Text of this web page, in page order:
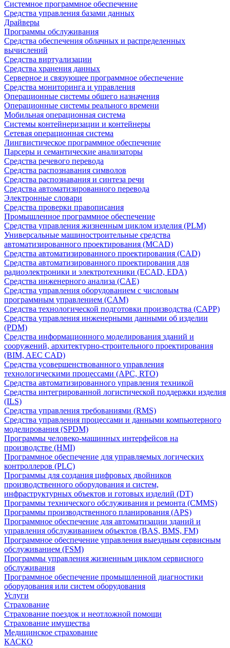
Системное программное обеспечение
Средства управления базами данных
Драйверы
Программы обслуживания
Средства обеспечения облачных и распределенных
вычислений
Средства виртуализации
Средства хранения данных
Серверное и связующее программное обеспечение
Средства мониторинга и управления
Операционные системы общего назначения
Операционные системы реального времени
Мобильная операционная система
Системы контейнеризации и контейнеры
Сетевая операционная система
Лингвистическое программное обеспечение
Парсеры и семантические анализаторы
Средства речевого перевода
Средства распознавания символов
Средства распознавания и синтеза речи
Средства автоматизированного перевода
Электронные словари
Средства проверки правописания
Промышленное программное обеспечение
Средства управления жизненным циклом изделия (PLM)
Универсальные машиностроительные средства
автоматизированного проектирования (MCAD)
Средства автоматизированного проектирования (CAD)
Средства автоматизированного проектирования для
радиоэлектроники и электротехники (ECAD, EDA)
Средства инженерного анализа (CAE)
Средства управления оборудованием с числовым
программным управлением (CAM)
Средства технологической подготовки производства (CAPP)
Средства управления инженерными данными об изделии
(PDM)
Средства информационного моделирования зданий и
сооружений, архитектурно-строительного проектирования
(BIM, AEC CAD)
Средства усовершенствованного управления
технологическими процессами (APC, RTO)
Средства автоматизированного управления техникой
Средства интегрированной логистической поддержки изделия
(ILS)
Средства управления требованиями (RMS)
Средства управления процессами и данными компьютерного
моделирования (SPDM)
Программы человеко-машинных интерфейсов на
производстве (HMI)
Программное обеспечение для управляемых логических
контроллеров (PLC)
Программы для создания цифровых двойников
производственного оборудования и систем,
инфраструктурных объектов и готовых изделий (DT)
Программы технического обслуживания и ремонта (CMMS)
Программы производственного планирования (APS)
Программное обеспечение для автоматизации зданий и
управления обслуживанием объектов (BAS, BMS, FM)
Программное обеспечение управления выездным сервисным
обслуживанием (FSM)
Программы управления жизненным циклом сервисного
обслуживания
Программное обеспечение промышленной диагностики
оборудования или систем оборудования
Услуги
Страхование
Страхование поездок и неотложной помощи
Страхование имущества
Медицинское страхование
КАСКО